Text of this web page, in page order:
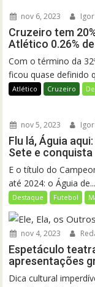
nov 6, 2023
Cruzeiro tem
Atlético 0.26%
Com o término da
ficou quase definido
Atlético Cruzeiro
nov 5, 2023
Flu lá, Águia
Sete e
E o título do
até 2024: o Águia de...
Destaque Futebol
nov 4, 2023
Espetáculo
apresentações
Dica cultural